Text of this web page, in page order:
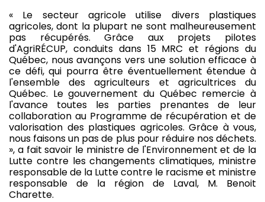
« Le secteur agricole utilise divers plastiques
agricoles, dont la plupart ne sont malheureusement
pas récupérés. Grâce aux projets pilotes
d'AgriRÉCUP, conduits dans 15 MRC et régions du
Québec, nous avançons vers une solution efficace à
ce défi, qui pourra être éventuellement étendue à
l'ensemble des agriculteurs et agricultrices du
Québec. Le gouvernement du Québec remercie à
l'avance toutes les parties prenantes de leur
collaboration au Programme de récupération et de
valorisation des plastiques agricoles. Grâce à vous,
nous faisons un pas de plus pour réduire nos déchets.
», a fait savoir le ministre de l'Environnement et de la
Lutte contre les changements climatiques, ministre
responsable de la Lutte contre le racisme et ministre
responsable de la région de Laval, M. Benoit
Charette.